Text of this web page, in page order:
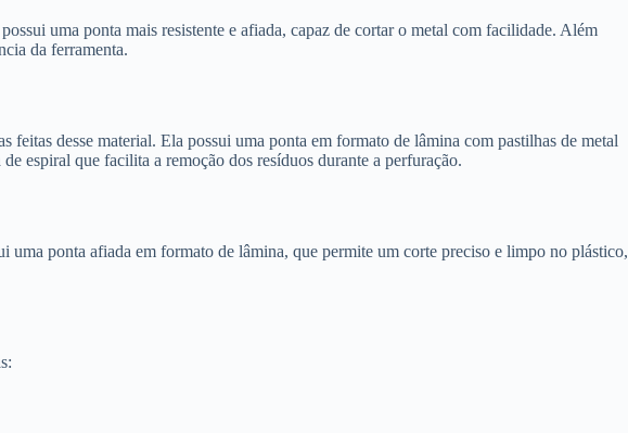
uma ponta mais resistente e afiada, capaz de cortar o metal com facilidade. Além
da ferramenta.
desse material. Ela possui uma ponta em formato de lâmina com pastilhas de metal
espiral que facilita a remoção dos resíduos durante a perfuração.
ponta afiada em formato de lâmina, que permite um corte preciso e limpo no plástico,